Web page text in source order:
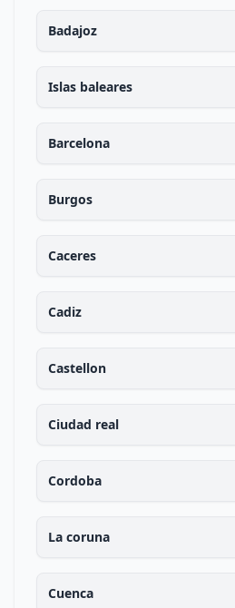
Badajoz
Islas baleares
Barcelona
Burgos
Caceres
Cadiz
Castellon
Ciudad real
Cordoba
La coruna
Cuenca